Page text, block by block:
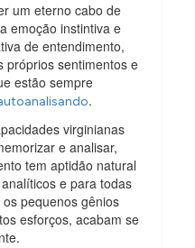
um eterno cabo de
emoção instintiva e
de entendimento,
próprios sentimentos e
estão sempre
.
virginianas
e analisar,
tem aptidão natural
e para todas
pequenos gênios
esforços, acabam se